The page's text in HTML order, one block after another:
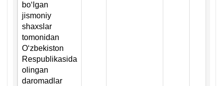
boʻlgan
jismoniy
shaхslar
tomonidan
Oʻzbekiston
Respublikasida
olingan
daromadlar